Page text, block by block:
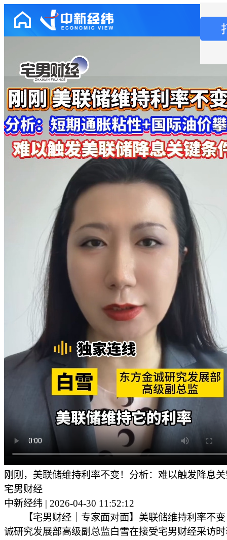
刚刚，美联储维持利率不变！分析：难以触发降息
宅男财经
中新经纬 | 2026-04-30 11:52:12
【宅男财经｜专家面对面】美联储维持利率不变
诚研究发展部高级副总监白雪在接受宅男财经采访